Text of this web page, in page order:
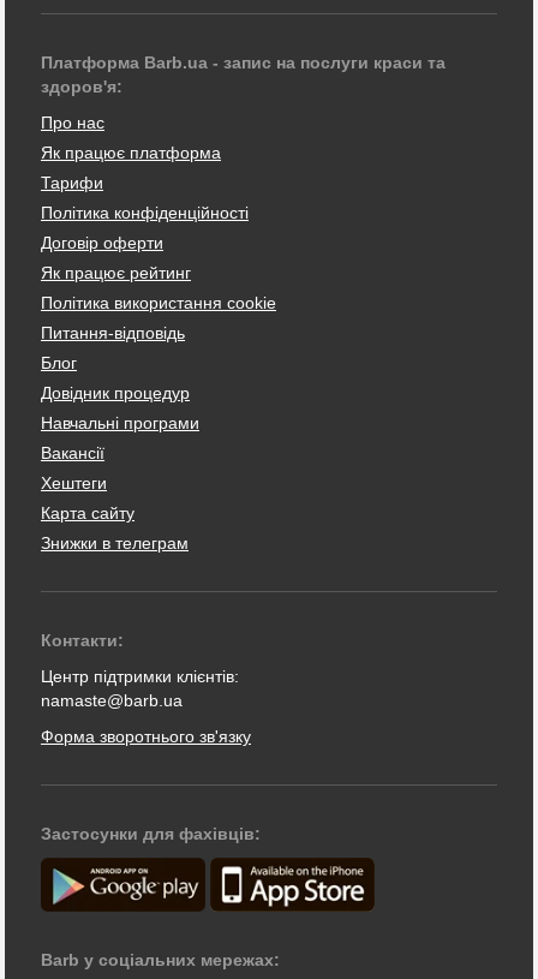
Платформа Barb.ua - запис на послуги краси та
здоров'я:
Про нас
Як працює платформа
Тарифи
Політика конфіденційності
Договір оферти
Як працює рейтинг
Політика використання cookie
Питання-відповідь
Блог
Довідник процедур
Навчальні програми
Вакансії
Хештеги
Карта сайту
Знижки в телеграм
Контакти:
Центр підтримки клієнтів:
namaste@barb.ua
Форма зворотнього зв'язку
Застосунки для фахівців:
Barb у соціальних мережах: